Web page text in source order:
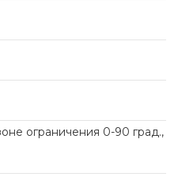
ограничения 0-90 град.,